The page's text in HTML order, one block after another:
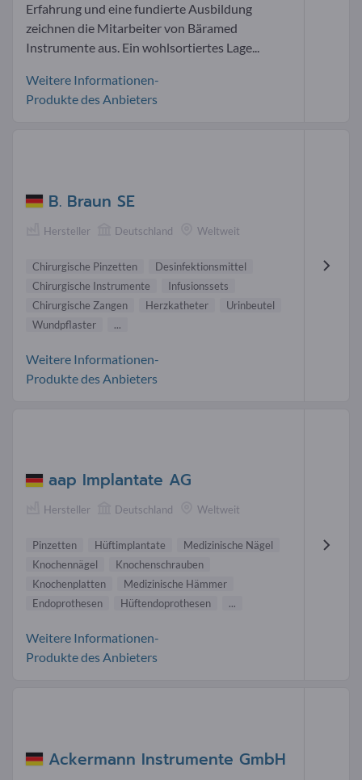
Erfahrung und eine fundierte Ausbildung
zeichnen die Mitarbeiter von Bäramed
Instrumente aus. Ein wohlsortiertes Lage...
Weitere Informationen-
Produkte des Anbieters
B. Braun SE
Hersteller Deutschland Weltweit
Chirurgische Pinzetten
Desinfektionsmittel
Chirurgische Instrumente
Infusionssets
Chirurgische Zangen
Herzkatheter
Urinbeutel
Wundpflaster
...
Weitere Informationen-
Produkte des Anbieters
aap Implantate AG
Hersteller Deutschland Weltweit
Pinzetten Hüftimplantate
Medizinische Nägel
Knochennägel
Knochenschrauben
Knochenplatten
Medizinische Hämmer
Endoprothesen
Hüftendoprothesen ...
Weitere Informationen-
Produkte des Anbieters
Ackermann Instrumente GmbH